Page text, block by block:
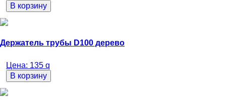
В корзину
Держатель трубы D100 дерево
Цена: 135 q
В корзину